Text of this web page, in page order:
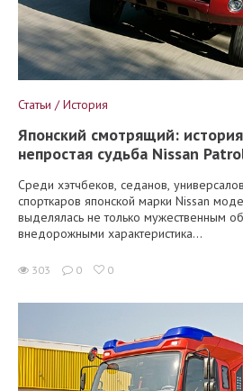
Статьи / История
Японский смотрящий:
непростая судьба Nissan
Среди хэтчбеков, седанов,
спорткаров японской марки Nissan
выделялась не только мужественным
внедорожными характеристика...
303 0 0